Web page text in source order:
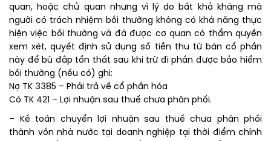
quan, hoặc chủ quan nhưng vì lý do bất khả kháng mà
người có trách nhiệm bồi thường không có khả năng thực
hiện việc bồi thường và đã được cơ quan có thẩm quyền
xem xét, quyết định sử dụng số tiền thu từ bán cổ phần
này để bù đắp tổn thất sau khi trừ đi phần được bảo hiểm
bồi thường (nếu có) ghi:
Nợ TK 3385 – Phải trả về cổ phần hóa
Có TK 421 – Lợi nhuận sau thuế chưa phân phối.
– Kế toán chuyển lợi nhuận sau thuế chưa phân phối
thành vốn nhà nước tại doanh nghiệp tại thời điểm chính